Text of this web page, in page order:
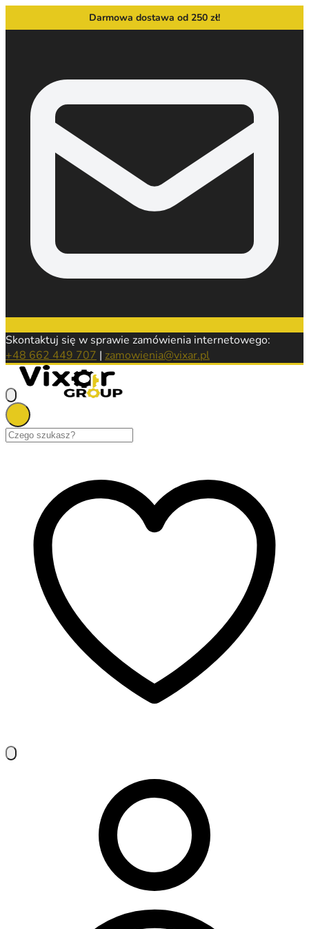
Darmowa dostawa od 250 zł!
Skontaktuj się w sprawie zamówienia internetowego:
+48 662 449 707 | zamowienia@vixar.pl